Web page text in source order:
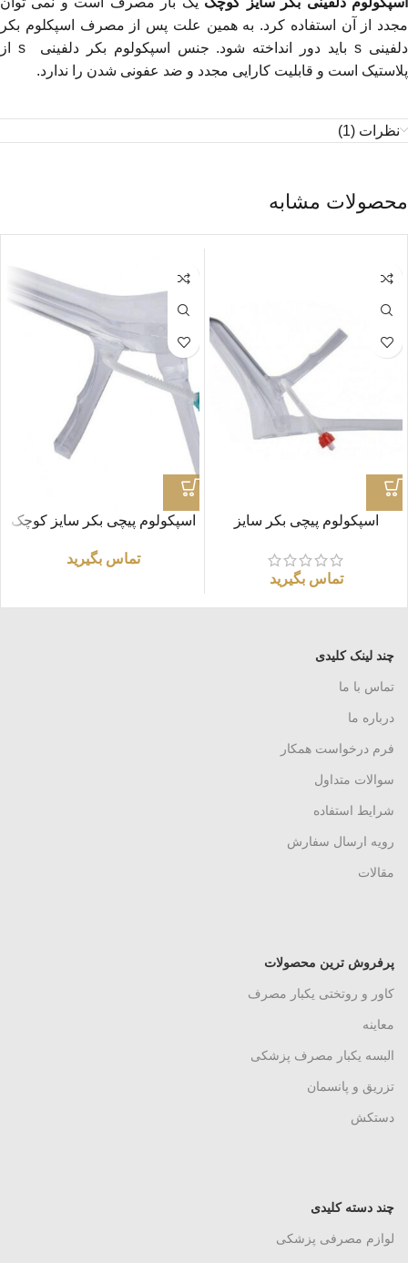
مجدد از آن استفاده کرد. به همین علت پس از مصرف اسپکلوم بکر
دلفینی sباید دور انداخته شود. جنس اسپکولوم بکر دلفینیs از
پلاستیک است و قابلیت کارایی مجدد و ضد عفونی شدن را ندارد.
نظرات (1)
محصولات مشابه
اسپکولوم پیچی بکر سایز
تماس بگیرید
اسپکولوم پیچی بکر سایز کوچک
تماس بگیرید
چند لینک کلیدی
تماس با ما
درباره ما
فرم درخواست همکار
سوالات متداول
شرایط استفاده
رویه ارسال سفارش
مقالات
پرفروش ترین محصولات
کاور و روتختی یکبار مصرف
معاینه
البسه یکبار مصرف پزشکی
تزریق و پانسمان
دستکش
چند دسته کلیدی
لوازم مصرفی پزشکی